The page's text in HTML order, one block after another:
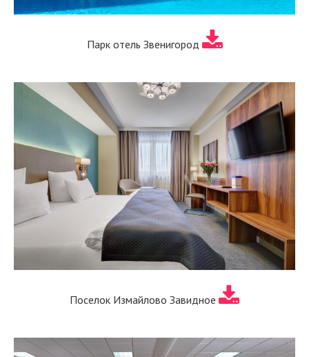
Парк отель Звенигород
Поселок Измайлово Завидное